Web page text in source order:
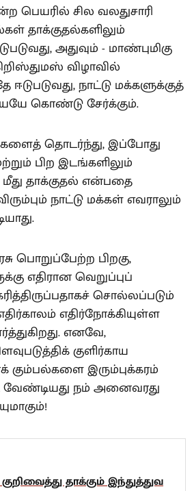
பெயரில் சில வலதுசாரி
தாக்குதல்களிலும்
அதுவும் - மாண்புமிகு
விழாவில்
நாட்டு மக்களுக்குத்
கொண்டு சேர்க்கும்.
தொடர்ந்து, இப்போது
பிற இடங்களிலும்
தாக்குதல் என்பதை
நாட்டு மக்கள் எவராலும்
பொறுப்பேற்ற பிறகு,
எதிரான வெறுப்புப்
சொல்லப்படும்
எதிர்நோக்கியுள்ள
எனவே,
குளிர்காய
கும்பல்களை இரும்புக்கரம்
நம் அனைவரது
தாக்கும் இந்துத்துவ